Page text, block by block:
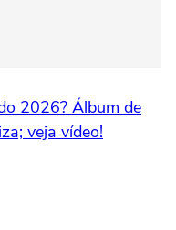
2026? Álbum de
veja vídeo!